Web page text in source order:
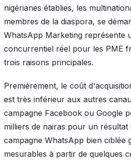
nigérianes établies, les
membres de la diaspora, se
WhatsApp Marketing représente
concurrentiel réel pour les PME
trois raisons principales.
Premièrement, le coût
est très inférieur aux autres
campagne Facebook ou Google
milliers de nairas pour un résultat
campagne WhatsApp bien ciblée
mesurables à partir de quelques